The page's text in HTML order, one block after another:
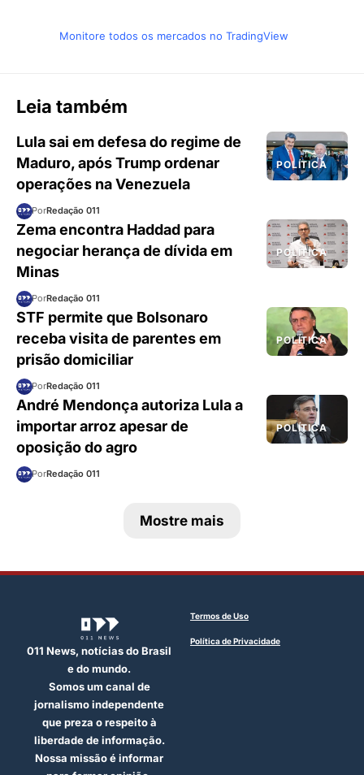
Monitore todos os mercados no TradingView
Leia também
POLÍTICA
Lula sai em defesa do regime de
Maduro, após Trump ordenar
operações na Venezuela
PorRedação 011
POLÍTICA
Zema encontra Haddad para
negociar herança de dívida em
Minas
PorRedação 011
POLÍTICA
STF permite que Bolsonaro
receba visita de parentes em
prisão domiciliar
PorRedação 011
POLÍTICA
André Mendonça autoriza Lula a
importar arroz apesar de
oposição do agro
PorRedação 011
Mostre mais
011 News, notícias do Brasil
e do mundo.
Somos um canal de
jornalismo independente
que preza o respeito à
liberdade de informação.
Nossa missão é informar
Termos de Uso
Política de Privacidade